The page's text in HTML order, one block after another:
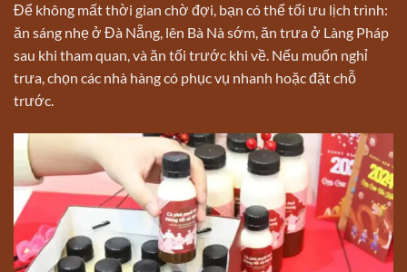
Để không mất thời gian chờ đợi, bạn có thể tối ưu lịch trình:
ăn sáng nhẹ ở Đà Nẵng, lên Bà Nà sớm, ăn trưa ở Làng Pháp
sau khi tham quan, và ăn tối trước khi về. Nếu muốn nghỉ
trưa, chọn các nhà hàng có phục vụ nhanh hoặc đặt chỗ
trước.